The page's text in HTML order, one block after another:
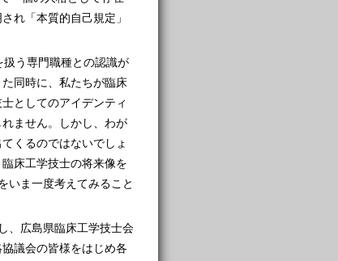
れ「本質的自己規定」
う専門職種との認識が
同時に、私たちが臨床
としてのアイデンティ
ません。しかし、わが
くるのではないでしょ
床工学技士の将来像を
いま一度考えてみること
、広島県臨床工学技士会
議会の皆様をはじめ各